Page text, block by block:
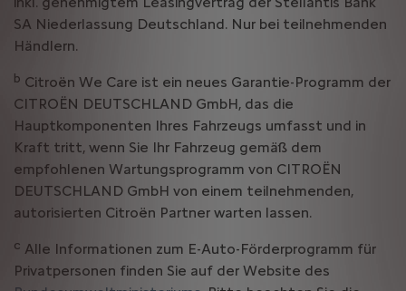
SA Niederlassung Deutschland. Nur bei teilnehmenden
Händlern.
b Citroën We Care ist ein neues Garantie-Programm der
CITROËN DEUTSCHLAND GmbH, das die
Hauptkomponenten Ihres Fahrzeugs umfasst und in
Kraft tritt, wenn Sie Ihr Fahrzeug gemäß dem
empfohlenen Wartungsprogramm von CITROËN
DEUTSCHLAND GmbH von einem teilnehmenden,
autorisierten Citroën Partner warten lassen.
c Alle Informationen zum E-Auto-Förderprogramm für
Privatpersonen finden Sie auf der Website des